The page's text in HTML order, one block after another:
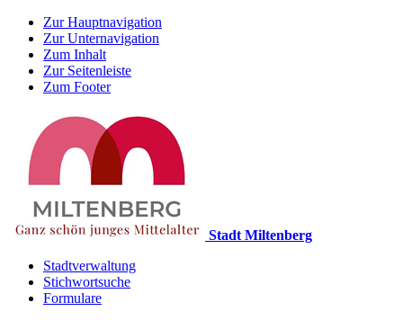
Zur Hauptnavigation
Zur Unternavigation
Zum Inhalt
Zur Seitenleiste
Zum Footer
Stadt Miltenberg
Stadtverwaltung
Stichwortsuche
Formulare